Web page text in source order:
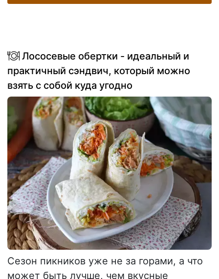
Лососевые обертки - идеальный и
практичный сэндвич, который можно
взять с собой куда угодно
Сезон пикников уже не за горами, а что
может быть лучше, чем вкусные